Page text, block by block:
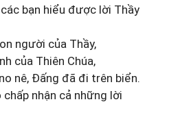
bạn hiểu được lời Thầy
người của Thầy,
của Thiên Chúa,
nê, Ðấng đã đi trên biển.
nhận cả những lời